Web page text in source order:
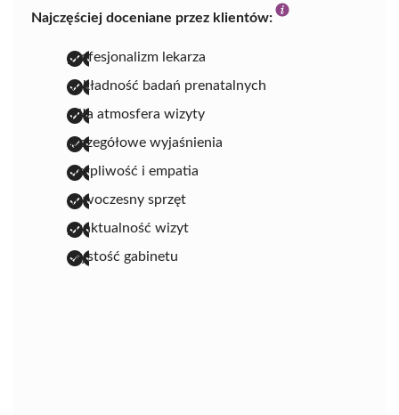
Najczęściej doceniane przez klientów:
profesjonalizm lekarza
dokładność badań prenatalnych
miła atmosfera wizyty
szczegółowe wyjaśnienia
cierpliwość i empatia
nowoczesny sprzęt
punktualność wizyt
czystość gabinetu